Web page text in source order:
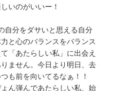
いのがいいー！
自分をダサいと思える自分
と心のバランスをバランス
「あたらしい私」に出会え
ません。今日より明日、去
も前を向いてるなぁ！！
ん弾んであたらしい私、始